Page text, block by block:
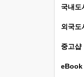
국내도
외국도
중고샵
eBook